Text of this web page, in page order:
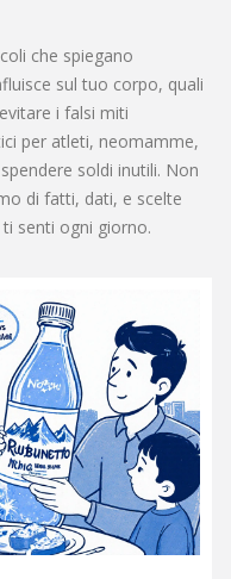
che spiegano
sul tuo corpo, quali
i falsi miti
per atleti, neomamme,
soldi inutili. Non
di fatti, dati, e scelte
senti ogni giorno.